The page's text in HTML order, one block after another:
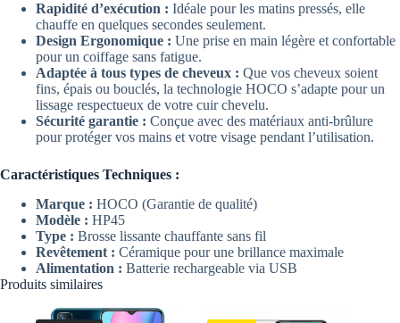
Rapidité d’exécution : Idéale pour les matins pressés, elle
chauffe en quelques secondes seulement.
Design Ergonomique : Une prise en main légère et confortable
pour un coiffage sans fatigue.
Adaptée à tous types de cheveux : Que vos cheveux soient
fins, épais ou bouclés, la technologie HOCO s’adapte pour un
lissage respectueux de votre cuir chevelu.
Sécurité garantie : Conçue avec des matériaux anti-brûlure
pour protéger vos mains et votre visage pendant l’utilisation.
Caractéristiques Techniques :
Marque : HOCO (Garantie de qualité)
Modèle : HP45
Type : Brosse lissante chauffante sans fil
Revêtement : Céramique pour une brillance maximale
Alimentation : Batterie rechargeable via USB
Produits similaires